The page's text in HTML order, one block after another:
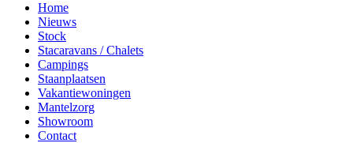
Home
Nieuws
Stock
Stacaravans / Chalets
Campings
Staanplaatsen
Vakantiewoningen
Mantelzorg
Showroom
Contact